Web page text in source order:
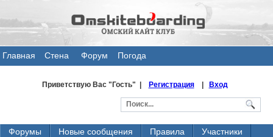
Главная
Стена
Форум Погода
Приветствую Вас"Гость" | Регистрация| Вход
Форумы Новые сообщения Правила
Участники